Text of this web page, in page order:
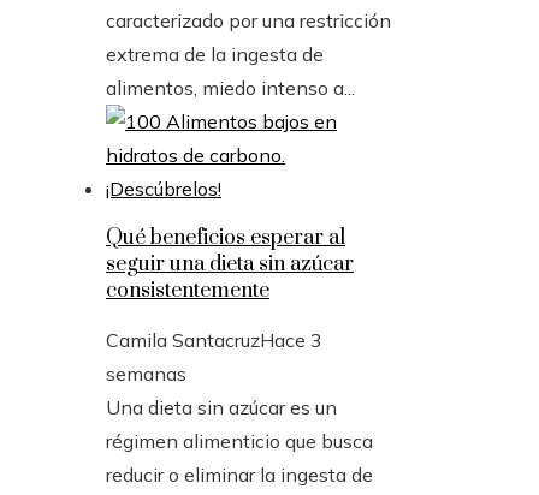
caracterizado por una restricción
extrema de la ingesta de
alimentos, miedo intenso a...
Qué beneficios esperar al
seguir una dieta sin azúcar
consistentemente
Camila SantacruzHace 3
semanas
Una dieta sin azúcar es un
régimen alimenticio que busca
reducir o eliminar la ingesta de